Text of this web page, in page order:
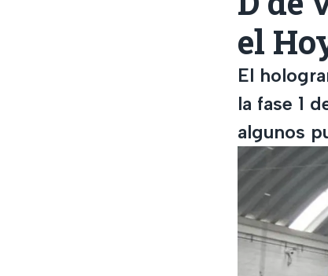
el
El
la fase 1
algunos